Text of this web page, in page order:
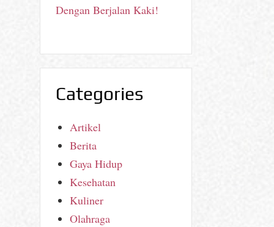
Dengan Berjalan Kaki!
Categories
Artikel
Berita
Gaya Hidup
Kesehatan
Kuliner
Olahraga